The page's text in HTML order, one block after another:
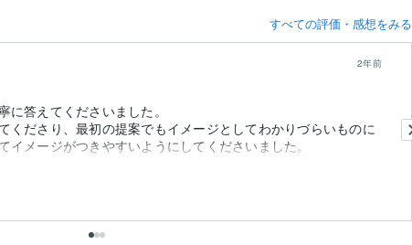
すべての評価・感想をみる
2年前
答えてくださいました。
くださり、最初の提案でもイメージとしてわかりづらいものに
イメージがつきやすいようにしてくださいました。